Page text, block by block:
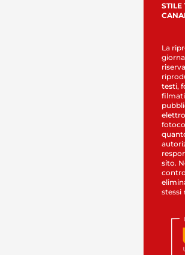
STILE
La
testi,
sito.
stessi